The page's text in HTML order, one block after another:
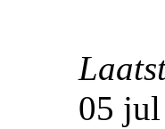
05